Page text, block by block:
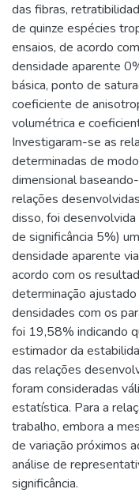
das fibras,
de quinze espécies
ensaios, de acordo
densidade aparente
básica, ponto de
coeficiente de
volumétrica e
Investigaram-se as
determinadas de
dimensional
relações
disso, foi
de significância 5%)
densidade aparente
acordo com os
determinação
densidades com os
foi 19,58% indicando
estimador da
das relações
foram consideradas
estatística. Para a
trabalho, embora a
de variação próximos
análise de
significância.